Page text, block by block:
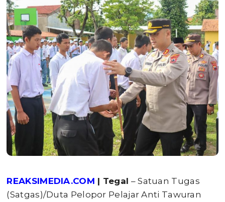
REAKSIMEDIA.COM | Tegal – Satuan Tugas
(Satgas)/Duta Pelopor Pelajar Anti Tawuran